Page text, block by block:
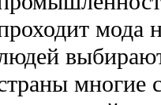
мода
многие